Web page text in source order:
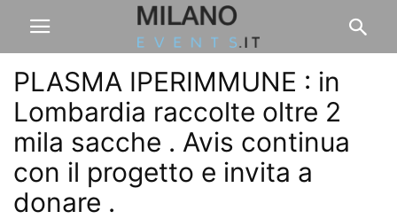
PLASMA IPERIMMUNE : in
Lombardia raccolte oltre 2
mila sacche . Avis continua
con il progetto e invita a
donare .